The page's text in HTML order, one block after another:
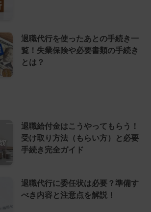
退職代行を使ったあとの手続き一
覧！失業保険や必要書類の手続き
とは？
退職給付金はこうやってもらう！
受け取り方法（もらい方）と必要
手続き完全ガイド
退職代行に委任状は必要？準備す
べき内容と注意点を解説！